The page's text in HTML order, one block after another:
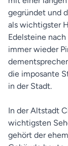
gegründet und
als wichtigster
Edelsteine
immer wieder
die imposante
in der Stadt.
In der Altstadt
wichtigsten
gehört der